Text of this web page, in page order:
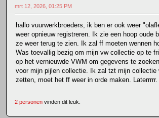
mrt 12, 2026, 01:25 PM
hallo vuurwerkbroeders, ik ben er ook weer
weer opnieuw registreren. Ik zie een hoop oude
ze weer terug te zien. Ik zal ff moeten wennen
Was toevallig bezig om mijn vw collectie op te
op het vernieuwde VWM om gegevens te
voor mijn pijlen collectie. Ik zal tzt mijn collectie
zetten, moet het ff weer in orde maken. Laterrrrr.
2 personen vinden dit leuk.